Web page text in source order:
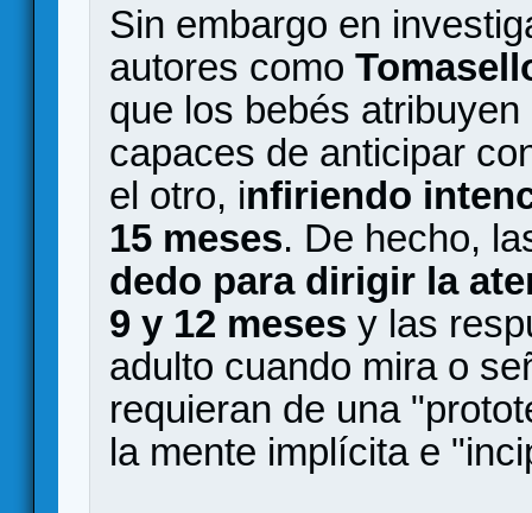
Sin embargo en
autores como
que los bebés
capaces de anticipar
el otro, infiriendo
15 meses. De hecho,
dedo para dirigir la
9 y 12 meses y las
adulto cuando mira o
requieran de una
la mente implícita e